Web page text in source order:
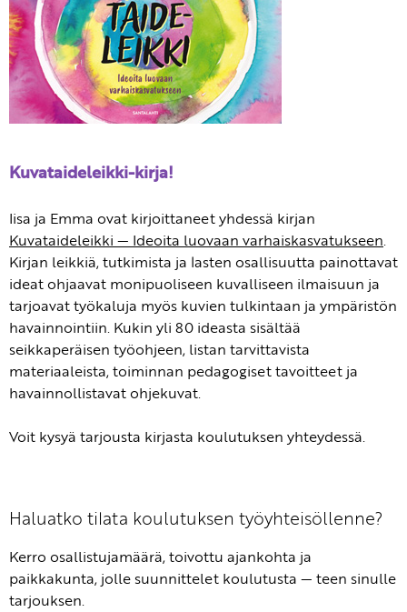
Kuvataideleikki-kirja!
Iisa ja Emma ovat kirjoittaneet yhdessä kirjan
Kuvataideleikki — Ideoita luovaan varhaiskasvatukseen.
Kirjan leikkiä, tutkimista ja lasten osallisuutta painottavat
ideat ohjaavat monipuoliseen kuvalliseen ilmaisuun ja
tarjoavat työkaluja myös kuvien tulkintaan ja ympäristön
havainnointiin. Kukin yli 80 ideasta sisältää
seikkaperäisen työohjeen, listan tarvittavista
materiaaleista, toiminnan pedagogiset tavoitteet ja
havainnollistavat ohjekuvat.
Voit kysyä tarjousta kirjasta koulutuksen yhteydessä.
Haluatko tilata koulutuksen työyhteisöllenne?
Kerro osallistujamäärä, toivottu ajankohta ja
paikkakunta, jolle suunnittelet koulutusta — teen sinulle
tarjouksen.